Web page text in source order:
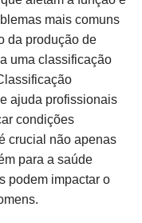
mais comuns
da produção de
a uma classificação
ajuda profissionais
condições
crucial não apenas
para a saúde
podem impactar o